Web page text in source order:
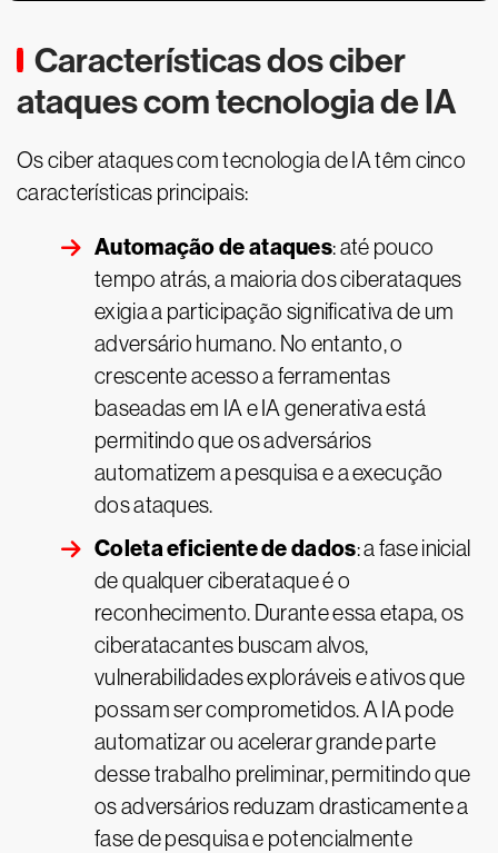
Características dos ciber
ataques com tecnologia de IA
Os ciber ataques com tecnologia de IA têm cinco
características principais:
Automação de ataques: até pouco
tempo atrás, a maioria dos ciberataques
exigia a participação significativa de um
adversário humano. No entanto, o
crescente acesso a ferramentas
baseadas em IA e IA generativa está
permitindo que os adversários
automatizem a pesquisa e a execução
dos ataques.
Coleta eficiente de dados: a fase inicial
de qualquer ciberataque é o
reconhecimento. Durante essa etapa, os
ciberatacantes buscam alvos,
vulnerabilidades exploráveis e ativos que
possam ser comprometidos. A IA pode
automatizar ou acelerar grande parte
desse trabalho preliminar, permitindo que
os adversários reduzam drasticamente a
fase de pesquisa e potencialmente